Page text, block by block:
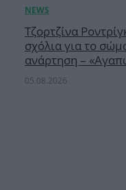
Τζορτζίνα
σχόλια για το
ανάρτηση –
05.08.2026